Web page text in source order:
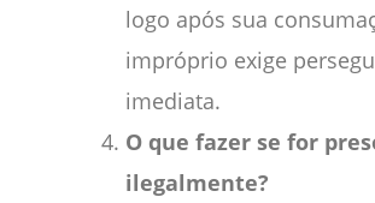
logo após sua
impróprio exige
imediata.
O que fazer se for
ilegalmente?